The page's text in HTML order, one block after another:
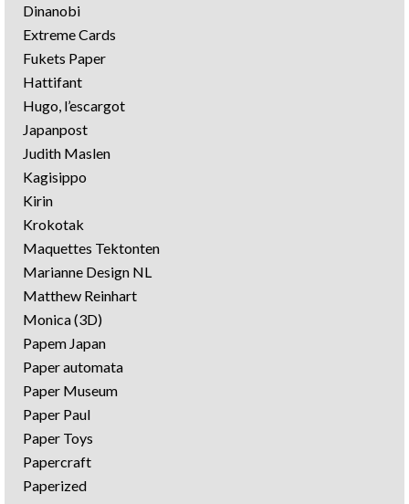
Dinanobi
Extreme Cards
Fukets Paper
Hattifant
Hugo, l’escargot
Japanpost
Judith Maslen
Kagisippo
Kirin
Krokotak
Maquettes Tektonten
Marianne Design NL
Matthew Reinhart
Monica (3D)
Papem Japan
Paper automata
Paper Museum
Paper Paul
Paper Toys
Papercraft
Paperized